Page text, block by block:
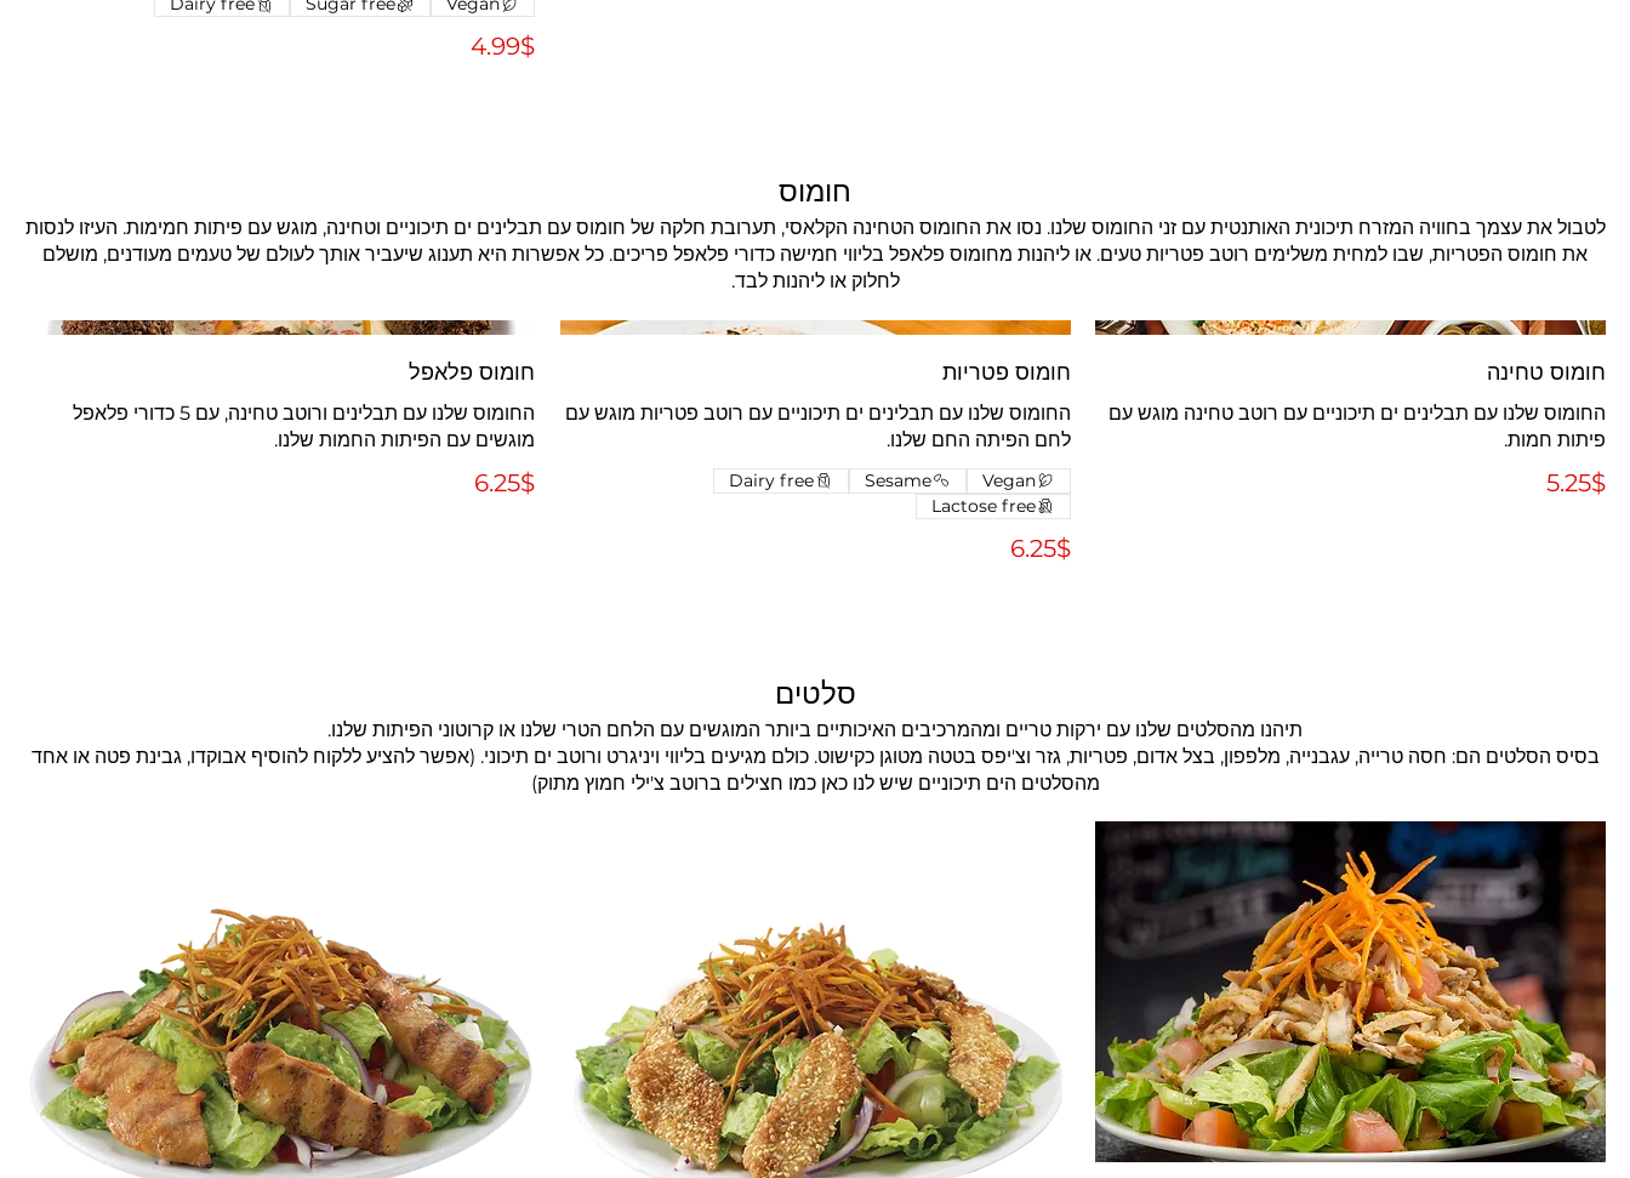
‏4.99 ‏$
חומוס
לטבול את עצמך בחוויה המזרח תיכונית האותנטית עם זני החומוס שלנו. נסו את החומוס הטחינה הקלאסי, תערובת חלקה של חומוס עם תבלינים ים תיכוניים וטחינה, מוגש עם פיתות חמימות. העיזו לנסות
את חומוס הפטריות, שבו למחית משלימים רוטב פטריות טעים. או ליהנות מחומוס פלאפל בליווי חמישה כדורי פלאפל פריכים. כל אפשרות היא תענוג שיעביר אותך לעולם של טעמים מעודנים, מושלם
לחלוק או ליהנות לבד.
חומוס טחינה
החומוס שלנו עם תבלינים ים תיכוניים עם רוטב טחינה מוגש עם
פיתות חמות.
‏5.25 ‏$
חומוס פטריות
החומוס שלנו עם תבלינים ים תיכוניים עם רוטב פטריות מוגש עם
לחם הפיתה החם שלנו.
‏6.25 ‏$
Vegan
Sesame
Dairy free
Lactose free
חומוס פלאפל
החומוס שלנו עם תבלינים ורוטב טחינה, עם 5 כדורי פלאפל
מוגשים עם הפיתות החמות שלנו.
‏6.25 ‏$
סלטים
בסיס הסלטים הם: חסה טרייה, עגבנייה, מלפפון, בצל אדום, פטריות, גזר וצ'יפס בטטה מטוגן כקישוט. כולם מגיעים בליווי ויניגרט ורוטב ים תיכוני. (אפשר להציע ללקוח להוסיף אבוקדו, גבינת פטה או אחד
מהסלטים הים תיכוניים שיש לנו כאן כמו חצילים ברוטב צ'ילי חמוץ מתוק)